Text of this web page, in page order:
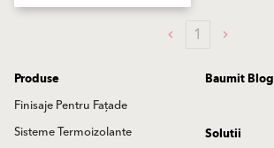
1
Produse
Finisaje Pentru Fațade
Sisteme Termoizolante
Baumit Blog
Solutii